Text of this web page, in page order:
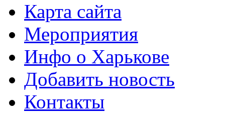
Карта сайта
Мероприятия
Инфо о Харькове
Добавить новость
Контакты